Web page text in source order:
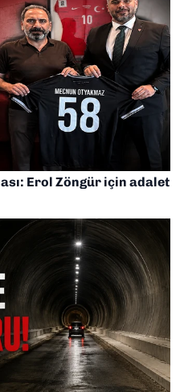
Erol Zöngür için adalet